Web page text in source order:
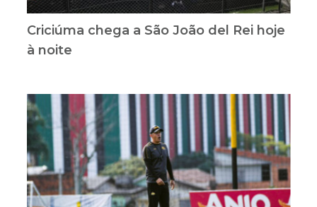
Criciúma chega a São João del Rei hoje
à noite